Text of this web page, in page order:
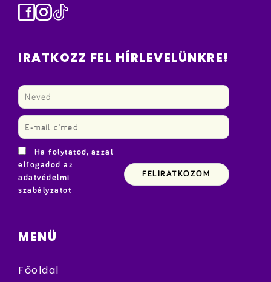
Facebook
Instagram
TikTok
IRATKOZZ FEL HÍRLEVELÜNKRE!
Ha folytatod, azzal
elfogadod az
adatvédelmi
szabályzatot
MENÜ
Főoldal